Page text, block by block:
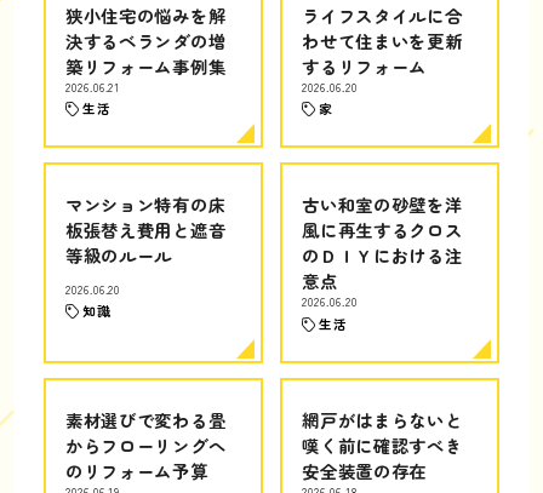
狭小住宅の悩みを解
決するベランダの増
築リフォーム事例集
2026.06.21
生活
ライフスタイルに合
わせて住まいを更新
するリフォーム
2026.06.20
家
マンション特有の床
板張替え費用と遮音
等級のルール
2026.06.20
知識
古い和室の砂壁を洋
風に再生するクロス
のＤＩＹにおける注
意点
2026.06.20
生活
素材選びで変わる畳
からフローリングへ
のリフォーム予算
網戸がはまらないと
嘆く前に確認すべき
安全装置の存在